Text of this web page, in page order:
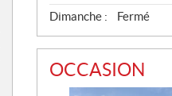
Dimanche :
Fermé
OCCASION